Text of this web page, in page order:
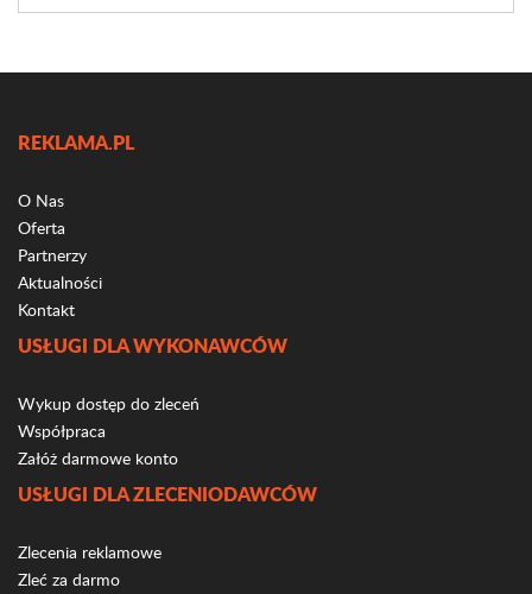
REKLAMA.PL
O Nas
Oferta
Partnerzy
Aktualności
Kontakt
USŁUGI DLA WYKONAWCÓW
Wykup dostęp do zleceń
Współpraca
Załóż darmowe konto
USŁUGI DLA ZLECENIODAWCÓW
Zlecenia reklamowe
Zleć za darmo